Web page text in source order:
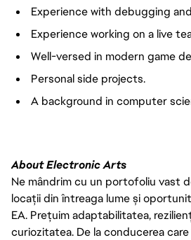
Experience with debugging
Experience working on a live
Well-versed in modern game
Personal side projects.
A background in computer
About Electronic Arts
Ne mândrim cu un portofoliu vast
locații din întreaga lume și
EA. Prețuim adaptabilitatea,
curiozitatea. De la conducerea